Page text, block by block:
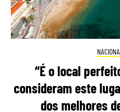
“É o local
consideram este
dos melhores